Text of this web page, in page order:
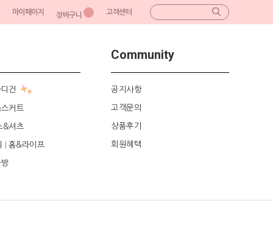
마이페이지 장바구니 고객센터
건
커트
&셔츠
홈&라이프
Community
공지사항
고객문의
상품후기
회원혜택